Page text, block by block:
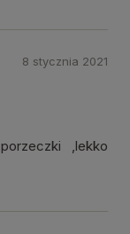
,lekko
8 stycznia 2021